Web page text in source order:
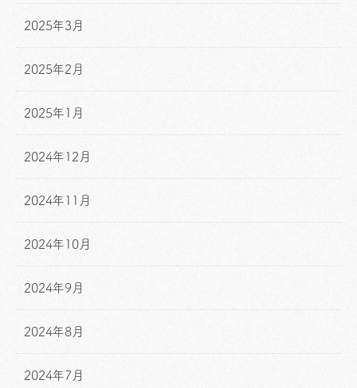
2025年3月
2025年2月
2025年1月
2024年12月
2024年11月
2024年10月
2024年9月
2024年8月
2024年7月